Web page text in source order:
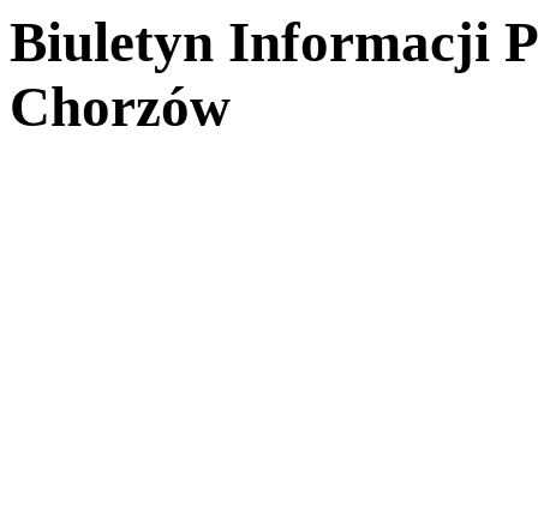
Biuletyn Informacji
Chorzów